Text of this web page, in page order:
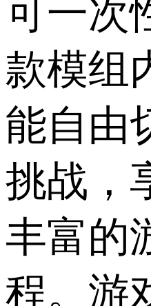
可一次
款模组
能自由
挑战，
丰富的
程。游